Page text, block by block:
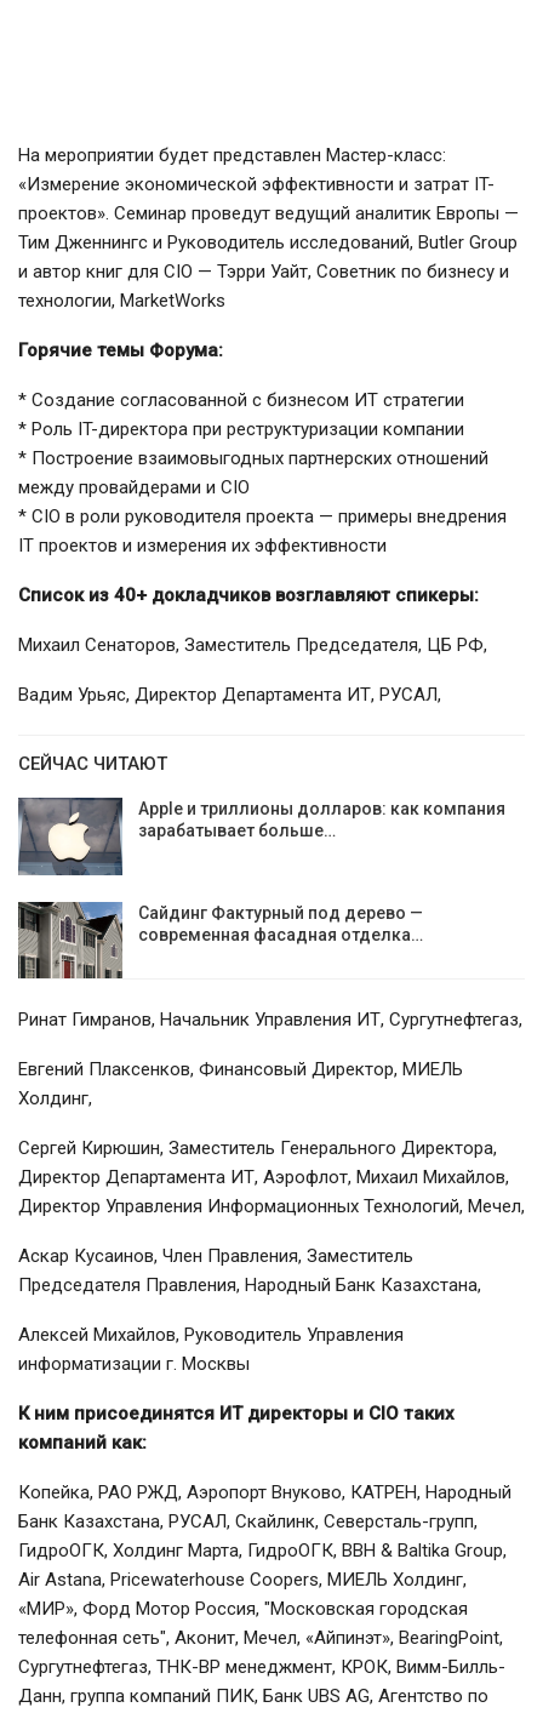
На мероприятии будет представлен Мастер-класс:
«Измерение экономической эффективности и затрат IT-
проектов». Семинар проведут ведущий аналитик Европы —
Тим Дженнингс и Руководитель исследований, Butler Group
и автор книг для CIO — Тэрри Уайт, Советник по бизнесу и
технологии, MarketWorks
Горячие темы Форума:
* Создание согласованной с бизнесом ИТ стратегии
* Роль IT-директора при реструктуризации компании
* Построение взаимовыгодных партнерских отношений
между провайдерами и CIO
* CIO в роли руководителя проекта — примеры внедрения
IT проектов и измерения их эффективности
Список из 40+ докладчиков возглавляют спикеры:
Михаил Сенаторов, Заместитель Председателя, ЦБ РФ,
Вадим Урьяс, Директор Департамента ИТ, РУСАЛ,
СЕЙЧАС ЧИТАЮТ
Apple и триллионы долларов: как компания
зарабатывает больше…
Сайдинг Фактурный под дерево —
современная фасадная отделка…
Ринат Гимранов, Начальник Управления ИТ, Сургутнефтегаз,
Евгений Плаксенков, Финансовый Директор, МИЕЛЬ
Холдинг,
Сергей Кирюшин, Заместитель Генерального Директора,
Директор Департамента ИТ, Аэрофлот, Михаил Михайлов,
Директор Управления Информационных Технологий, Мечел,
Аскар Кусаинов, Член Правления, Заместитель
Председателя Правления, Народный Банк Казахстана,
Алексей Михайлов, Руководитель Управления
информатизации г. Москвы
К ним присоединятся ИТ директоры и CIO таких
компаний как:
Копейка, РАО РЖД, Аэропорт Внуково, КАТРЕН, Народный
Банк Казахстана, РУСАЛ, Скайлинк, Северсталь-групп,
ГидроОГК, Холдинг Марта, ГидроОГК, BBH & Baltika Group,
Air Astana, Pricewaterhouse Coopers, МИЕЛЬ Холдинг,
«МИР», Форд Мотор Россия, "Московская городская
телефонная сеть", Аконит, Мечел, «Айпинэт», BearingPoint,
Сургутнефтегаз, ТНК-BP менеджмент, КРОК, Вимм-Билль-
Данн, группа компаний ПИК, Банк UBS AG, Агентство по